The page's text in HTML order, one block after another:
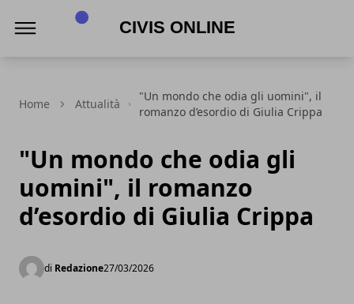
Home Attualità
"Un mondo che odia gli uomini", il
romanzo d’esordio di Giulia Crippa
"Un mondo che odia gli
uomini", il romanzo
d’esordio di Giulia Crippa
di Redazione27/03/2026